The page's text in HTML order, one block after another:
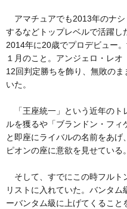
アマチュアでも2013年のナ
するなどトップレベルで活躍し
2014年に20歳でプロデビュー
１月のこと。アンジェロ・レ
12回判定勝ちを飾り、無敗の
いた。
「王座統一」という近年のト
ルを獲るや「ブランドン・フィ
と即座にライバルの名前をあ
ピオンの座に意欲を見せている。
そして、すでにこの時フルト
リストに入れていた。バンタ
ーバンタム級に上げてくるこ